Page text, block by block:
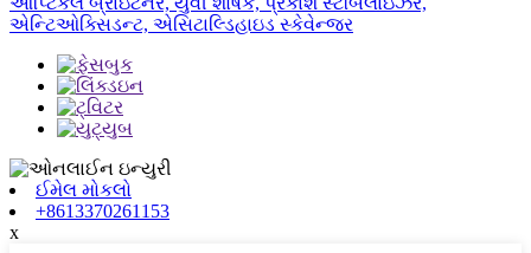
એન્ટિઓક્સિડન્ટ, એસિટાલ્ડિહાઇડ સ્કેવેન્જર
ઈમેલ મોકલો
+8613370261153
x